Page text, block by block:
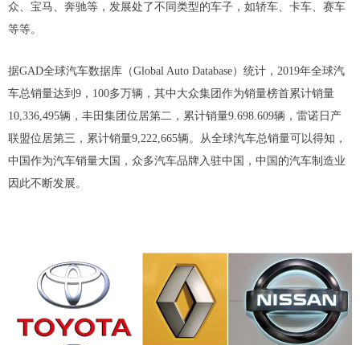
众、宝马、奔驰等，发展处了不同类型的车子，如轿车、卡车、赛车
等等。
据GAD全球汽车数据库（Global Auto Database）统计，2019年全球汽
车总销量达到9，100多万辆，其中大众集团作为销量榜首累计销量
10,336,495辆，丰田集团位居第二，累计销量9.698.609辆，雷诺日产
联盟位居第三，累计销量9,222,665辆。从全球汽车总销量可以得知，
中国作为汽车销量大国，众多汽车品牌入驻中国，中国的汽车制造业
因此不断发展。